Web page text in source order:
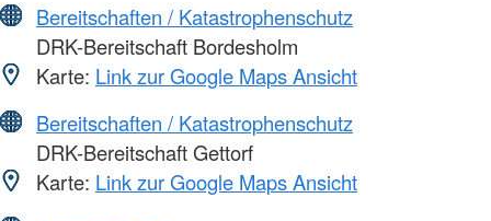
Bereitschaften / Katastrophenschutz
DRK-Bereitschaft Bordesholm
Karte: Link zur Google Maps Ansicht
Bereitschaften / Katastrophenschutz
DRK-Bereitschaft Gettorf
Karte: Link zur Google Maps Ansicht